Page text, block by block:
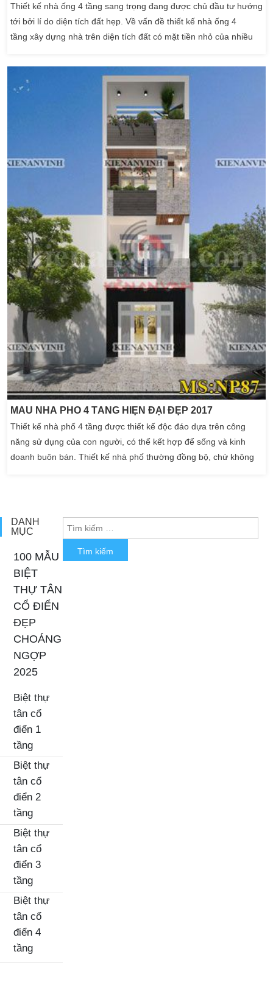
Thiết kế nhà ống 4 tầng sang trọng đang được chủ đầu tư hướng
tới bởi lí do diện tích đất hẹp. Về vấn đề thiết kế nhà ống 4
tầng xây dựng nhà trên diện tích đất có mặt tiền nhỏ của nhiều
gửi đến quý vị mẫu nhà phố mặt tiền 4m đẹp mang phong cách
hiện đại dành cho quý vị […]
MẪU NHÀ PHỐ 4 TẦNG HIỆN ĐẠI ĐẸP 2017
Thiết kế nhà phố 4 tầng được thiết kế độc đáo dựa trên công
năng sử dụng của con người, có thể kết hợp để sống và kinh
doanh buôn bán. Thiết kế nhà phố thường đồng bộ, chứ không
DANH
MỤC
100 MẪU
BIỆT
THỰ TÂN
CỔ ĐIỂN
ĐẸP
CHOÁNG
NGỢP
2025
Biệt thự
tân cổ
điển 1
tầng
Biệt thự
tân cổ
điển 2
tầng
Biệt thự
tân cổ
điển 3
tầng
Biệt thự
tân cổ
điển 4
tầng